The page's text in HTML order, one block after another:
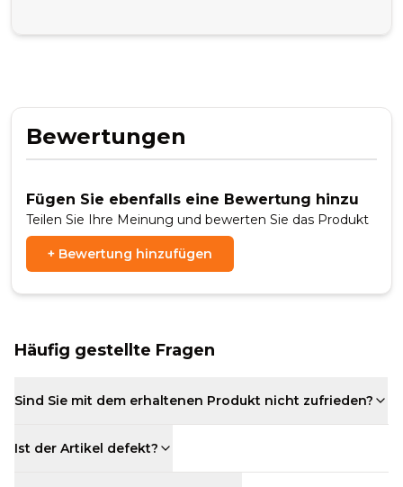
Bewertungen
Fügen Sie ebenfalls eine Bewertung hinzu
Teilen Sie Ihre Meinung und bewerten Sie das Produkt
+ Bewertung hinzufügen
Häufig gestellte Fragen
Sind Sie mit dem erhaltenen Produkt nicht zufrieden?
Ist der Artikel defekt?